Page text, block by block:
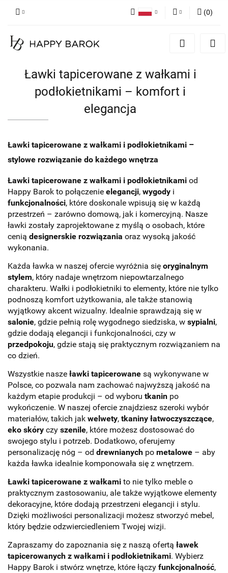
Zaloguj się
Dodaj zgłoszenie
(0)
Ławki tapicerowane z wałkami i
podłokietnikami – komfort i
elegancja
Ławki tapicerowane z wałkami i podłokietnikami –
stylowe rozwiązanie do każdego wnętrza
Ławki tapicerowane z wałkami i podłokietnikami od
Happy Barok to połączenie elegancji, wygody i
funkcjonalności, które doskonale wpisują się w każdą
przestrzeń – zarówno domową, jak i komercyjną. Nasze
ławki zostały zaprojektowane z myślą o osobach, które
cenią designerskie rozwiązania oraz wysoką jakość
wykonania.
Każda ławka w naszej ofercie wyróżnia się oryginalnym
stylem, który nadaje wnętrzom niepowtarzalnego
charakteru. Wałki i podłokietniki to elementy, które nie tylko
podnoszą komfort użytkowania, ale także stanowią
wyjątkowy akcent wizualny. Idealnie sprawdzają się w
salonie, gdzie pełnią rolę wygodnego siedziska, w sypialni,
gdzie dodają elegancji i funkcjonalności, czy w
przedpokoju, gdzie stają się praktycznym rozwiązaniem na
co dzień.
Wszystkie nasze ławki tapicerowane są wykonywane w
Polsce, co pozwala nam zachować najwyższą jakość na
każdym etapie produkcji – od wyboru tkanin po
wykończenie. W naszej ofercie znajdziesz szeroki wybór
materiałów, takich jak welwety, tkaniny łatwoczyszczące,
eko skóry czy szenile, które możesz dostosować do
swojego stylu i potrzeb. Dodatkowo, oferujemy
personalizację nóg – od drewnianych po metalowe – aby
każda ławka idealnie komponowała się z wnętrzem.
Ławki tapicerowane z wałkami to nie tylko meble o
praktycznym zastosowaniu, ale także wyjątkowe elementy
dekoracyjne, które dodają przestrzeni elegancji i stylu.
Dzięki możliwości personalizacji możesz stworzyć mebel,
który będzie odzwierciedleniem Twojej wizji.
Zapraszamy do zapoznania się z naszą ofertą ławek
tapicerowanych z wałkami i podłokietnikami. Wybierz
Happy Barok i stwórz wnętrze, które łączy funkcjonalność,